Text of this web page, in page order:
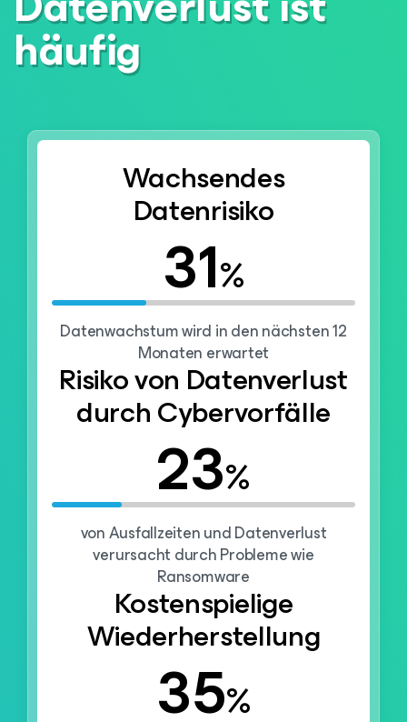
häufig
Wachsendes
Datenrisiko
31%
Datenwachstum wird in den nächsten 12
Monaten erwartet
Risiko von Datenverlust
durch Cybervorfälle
23%
von Ausfallzeiten und Datenverlust
verursacht durch Probleme wie
Ransomware
Kostenspielige
Wiederherstellung
35%